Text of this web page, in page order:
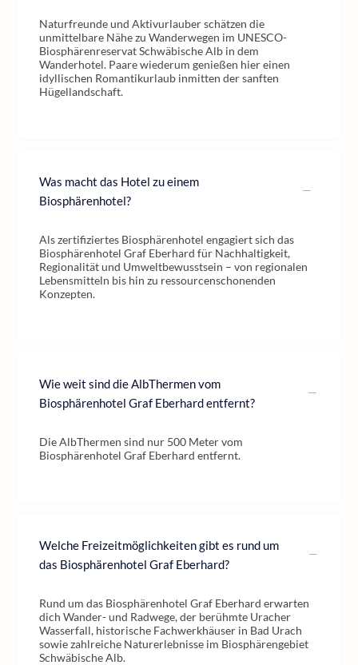
Naturfreunde und Aktivurlauber schätzen die
unmittelbare Nähe zu Wanderwegen im UNESCO-
Biosphärenreservat Schwäbische Alb in dem
Wanderhotel. Paare wiederum genießen hier einen
idyllischen Romantikurlaub inmitten der sanften
Hügellandschaft.
Was macht das Hotel zu einem
Biosphärenhotel?
Als zertifiziertes Biosphärenhotel engagiert sich das
Biosphärenhotel Graf Eberhard für Nachhaltigkeit,
Regionalität und Umweltbewusstsein – von regionalen
Lebensmitteln bis hin zu ressourcenschonenden
Konzepten.
Wie weit sind die AlbThermen vom
Biosphärenhotel Graf Eberhard entfernt?
Die AlbThermen sind nur 500 Meter vom
Biosphärenhotel Graf Eberhard entfernt.
Welche Freizeitmöglichkeiten gibt es rund um
das Biosphärenhotel Graf Eberhard?
Rund um das Biosphärenhotel Graf Eberhard erwarten
dich Wander- und Radwege, der berühmte Uracher
Wasserfall, historische Fachwerkhäuser in Bad Urach
sowie zahlreiche Naturerlebnisse im Biosphärengebiet
Schwäbische Alb.